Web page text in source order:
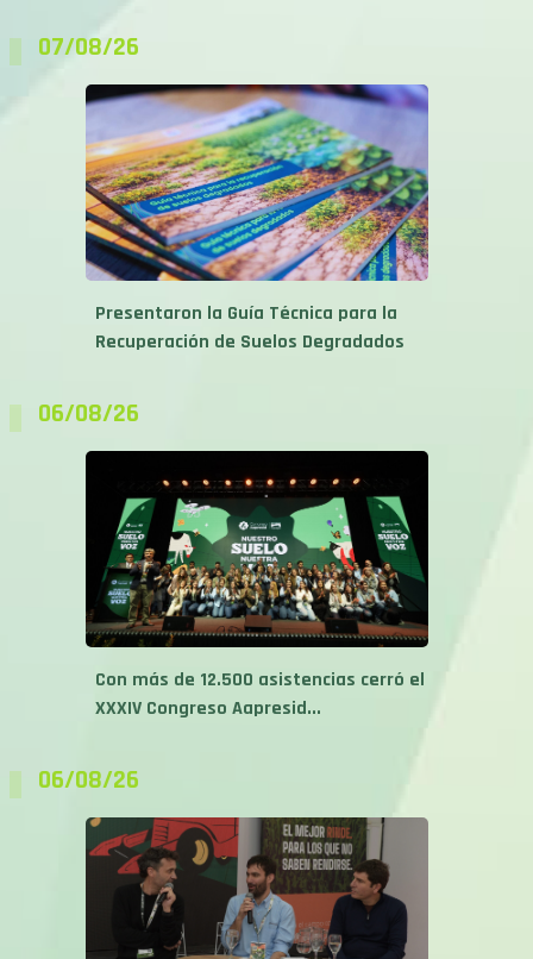
07/08/26
Presentaron la Guía Técnica para la
Recuperación de Suelos Degradados
06/08/26
Con más de 12.500 asistencias cerró el
XXXIV Congreso Aapresid...
06/08/26